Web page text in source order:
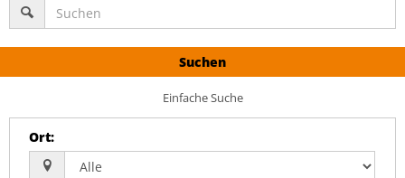
Suchen
Einfache Suche
Ort: